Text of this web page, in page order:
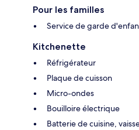
Pour les familles
Service de garde
Kitchenette
Réfrigérateur
Plaque de cuisson
Micro-ondes
Bouilloire électrique
Batterie de cuisine,